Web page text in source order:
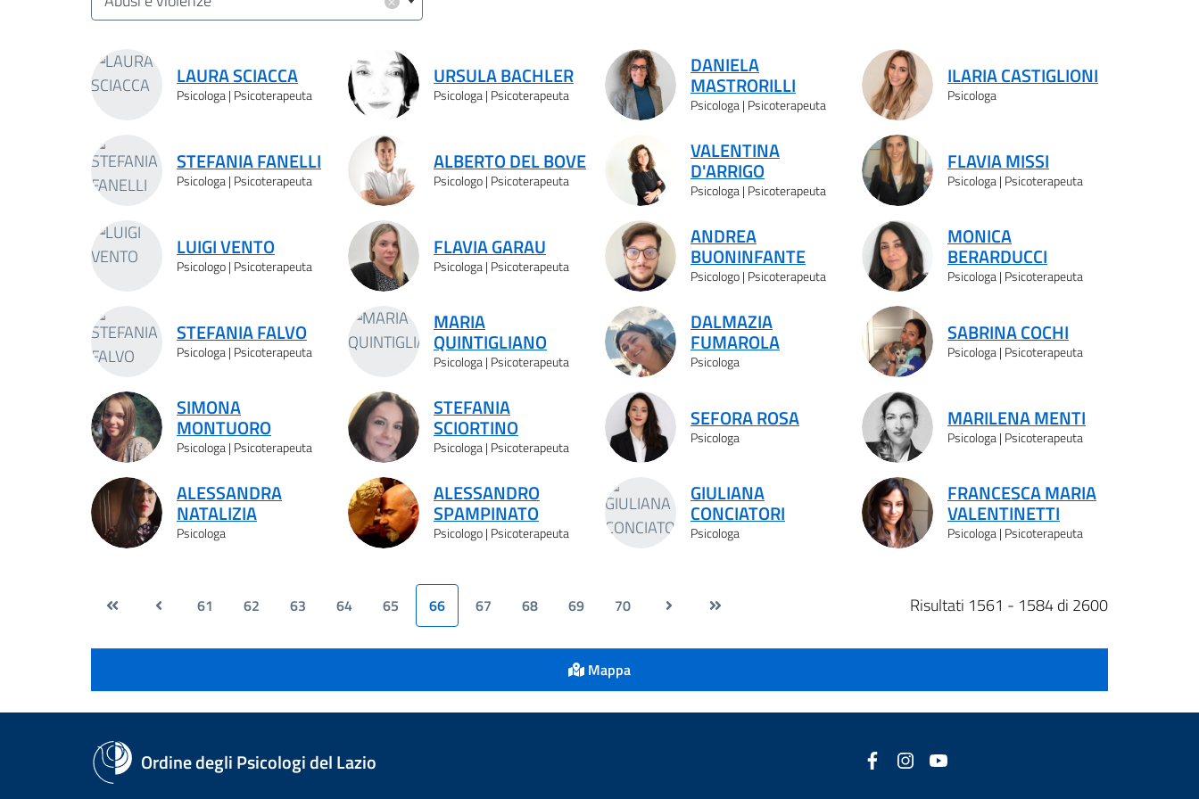
Risultati ricerca
LAURA SCIACCA
Psicologa | Psicoterapeuta
URSULA BACHLER
Psicologa | Psicoterapeuta
DANIELA
MASTRORILLI
Psicologa | Psicoterapeuta
ILARIA CASTIGLIONI
Psicologa
STEFANIA FANELLI
Psicologa | Psicoterapeuta
ALBERTO DEL BOVE
Psicologo | Psicoterapeuta
VALENTINA
D'ARRIGO
Psicologa | Psicoterapeuta
FLAVIA MISSI
Psicologa | Psicoterapeuta
LUIGI VENTO
Psicologo | Psicoterapeuta
FLAVIA GARAU
Psicologa | Psicoterapeuta
ANDREA
BUONINFANTE
Psicologo | Psicoterapeuta
MONICA
BERARDUCCI
Psicologa | Psicoterapeuta
STEFANIA FALVO
Psicologa | Psicoterapeuta
MARIA
QUINTIGLIANO
Psicologa | Psicoterapeuta
DALMAZIA
FUMAROLA
Psicologa
SABRINA COCHI
Psicologa | Psicoterapeuta
SIMONA
MONTUORO
Psicologa | Psicoterapeuta
STEFANIA
SCIORTINO
Psicologa | Psicoterapeuta
SEFORA ROSA
Psicologa
MARILENA MENTI
Psicologa | Psicoterapeuta
ALESSANDRA
NATALIZIA
Psicologa
ALESSANDRO
SPAMPINATO
Psicologo | Psicoterapeuta
GIULIANA
CONCIATORI
Psicologa
FRANCESCA MARIA
VALENTINETTI
Psicologa | Psicoterapeuta
61 62 63 64 65 66 67 68 69 70 Risultati 1561 - 1584 di 2600
Mappa
Ordine degli Psicologi del Lazio Facebook
(nuova scheda - new tab)
Instagram
(nuova scheda - new tab)